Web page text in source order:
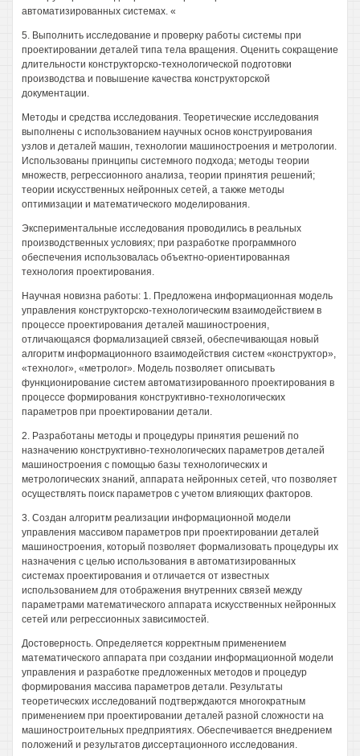
автоматизированных системах. «
5. Выполнить исследование и проверку работы системы при
проектировании деталей типа тела вращения. Оценить сокращение
длительности конструкторско-технологической подготовки
производства и повышение качества конструкторской
документации.
Методы и средства исследования. Теоретические исследования
выполнены с использованием научных основ конструирования
узлов и деталей машин, технологии машиностроения и метрологии.
Использованы принципы системного подхода; методы теории
множеств, регрессионного анализа, теории принятия решений;
теории искусственных нейронных сетей, а также методы
оптимизации и математического моделирования.
Экспериментальные исследования проводились в реальных
производственных условиях; при разработке программного
обеспечения использовалась объектно-ориентированная
технология проектирования.
Научная новизна работы: 1. Предложена информационная модель
управления конструкторско-технологическим взаимодействием в
процессе проектирования деталей машиностроения,
отличающаяся формализацией связей, обеспечивающая новый
алгоритм информационного взаимодействия систем «конструктор»,
«технолог», «метролог». Модель позволяет описывать
функционирование систем автоматизированного проектирования в
процессе формирования конструктивно-технологических
параметров при проектировании детали.
2. Разработаны методы и процедуры принятия решений по
назначению конструктивно-технологических параметров деталей
машиностроения с помощью базы технологических и
метрологических знаний, аппарата нейронных сетей, что позволяет
осуществлять поиск параметров с учетом влияющих факторов.
3. Создан алгоритм реализации информационной модели
управления массивом параметров при проектировании деталей
машиностроения, который позволяет формализовать процедуры их
назначения с целью использования в автоматизированных
системах проектирования и отличается от известных
использованием для отображения внутренних связей между
параметрами математического аппарата искусственных нейронных
сетей или регрессионных зависимостей.
Достоверность. Определяется корректным применением
математического аппарата при создании информационной модели
управления и разработке предложенных методов и процедур
формирования массива параметров детали. Результаты
теоретических исследований подтверждаются многократным
применением при проектировании деталей разной сложности на
машиностроительных предприятиях. Обеспечивается внедрением
положений и результатов диссертационного исследования.